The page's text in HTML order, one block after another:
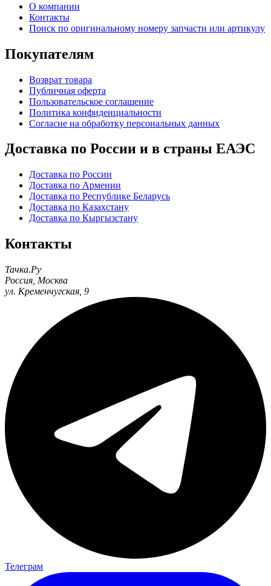
О компании
Контакты
Поиск по оригинальному номеру запчасти или артикулу
Покупателям
Возврат товара
Публичная оферта
Пользовательское соглашение
Политика конфиденциальности
Согласие на обработку персональных данных
Доставка по России и в страны ЕАЭС
Доставка по России
Доставка по Армении
Доставка по Республике Беларусь
Доставка по Казахстану
Доставка по Кыргызстану
Контакты
Тачка.Ру
Россия Москва
ул. Кременчугская, 9
Телеграм